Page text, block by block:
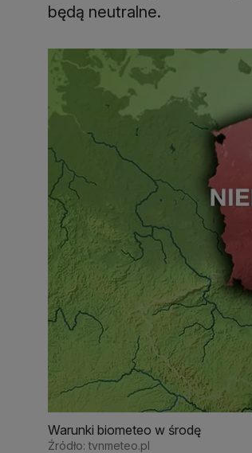
będą neutralne.
Warunki biometeo w środę
Źródło: tvnmeteo.pl